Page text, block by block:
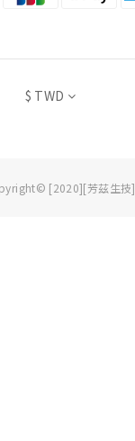
$ TWD
[2020][芳茲生技]